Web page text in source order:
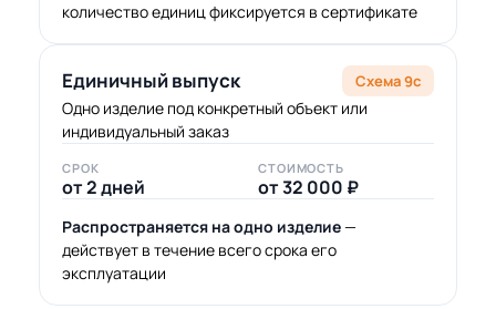
количество единиц фиксируется в сертификате
Единичный выпуск Схема 9с
Одно изделие под конкретный объект или
индивидуальный заказ
СРОК
от 2 дней
СТОИМОСТЬ
от 32 000 ₽
Распространяется на одно изделие—
действует в течение всего срока его
эксплуатации